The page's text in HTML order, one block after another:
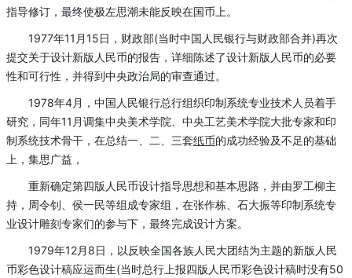
指导修订，最终使极左思潮未能反映在国币上。
1977年11月15日，财政部(当时中国人民银行与财政部合并)再次
提交关于设计新版人民币的报告，详细陈述了设计新版人民币的必要
性和可行性，并得到中央政治局的审查通过。
1978年4月，中国人民银行总行组织印制系统专业技术人员着手
研究，同年11月调集中央美术学院、中央工艺美术学院大批专家和印
制系统技术骨干，在总结一、二、三套纸币的成功经验及不足的基础
上，集思广益，
重新确定第四版人民币设计指导思想和基本思路，并由罗工柳主
持，周令钊、侯一民等组成专家组，在张作栋、石大振等印制系统专
业设计雕刻专家们的参与下，最终完成设计方案。
1979年12月8日，以反映全国各族人民大团结为主题的新版人民
币彩色设计稿应运而生(当时总行上报四版人民币彩色设计稿时没有50